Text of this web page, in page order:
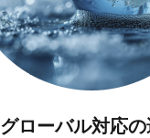
グローバル対応